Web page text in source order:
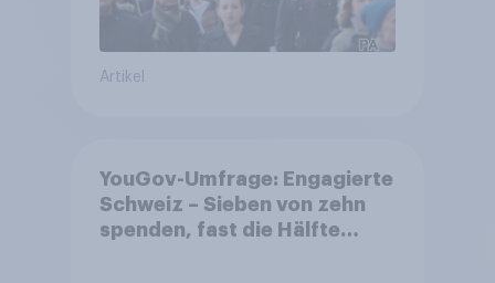
Artikel
YouGov-Umfrage: Engagierte
Schweiz – Sieben von zehn
spenden, fast die Hälfte